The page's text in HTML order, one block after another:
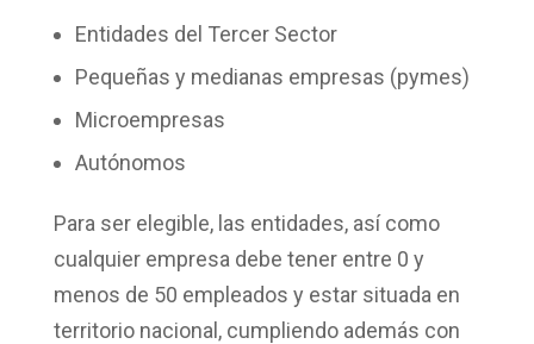
Entidades del Tercer Sector
Pequeñas y medianas empresas (pymes)
Microempresas
Autónomos
Para ser elegible, las entidades, así como
cualquier empresa debe tener entre 0 y
menos de 50 empleados y estar situada en
territorio nacional, cumpliendo además con